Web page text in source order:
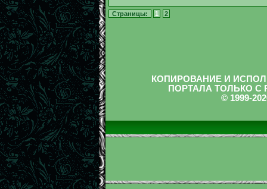
Страницы: 1 2
КОПИРОВАНИЕ И
ПОРТАЛА ТОЛЬКО
© 1999-